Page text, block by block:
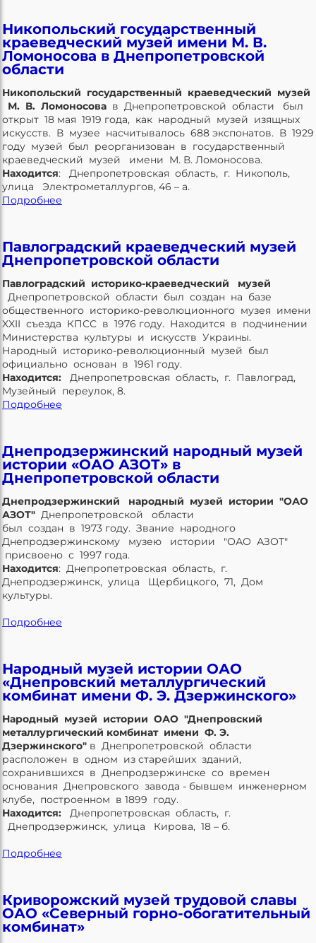
Никопольский государственный
краеведческий музей имени М. В.
Ломоносова в Днепропетровской
области
Никопольский государственный краеведческий музей
М. В. Ломоносова в Днепропетровской области был
открыт 18 мая 1919 года, как народный музей изящных
искусств. В музее насчитывалось 688 экспонатов. В 1929
году музей был реорганизован в государственный
краеведческий музей имени М. В. Ломоносова.
Находится: Днепропетровская область, г. Никополь,
улица Электрометаллургов, 46 – а.
Подробнее
Павлоградский краеведческий музей
Днепропетровской области
Павлоградский историко-краеведческий музей
Днепропетровской области был создан на базе
общественного историко-революционного музея имени
XXII съезда КПСС в 1976 году. Находится в подчинении
Министерства культуры и искусств Украины.
Народный историко-революционный музей был
официально основан в 1961 году.
Находится: Днепропетровская область, г. Павлоград,
Музейный переулок, 8.
Подробнее
Днепродзержинский народный музей
истории «ОАО АЗОТ» в
Днепропетровской области
Днепродзержинский народный музей истории "ОАО
АЗОТ" Днепропетровской области
был создан в 1973 году. Звание народного
Днепродзержинскому музею истории "ОАО АЗОТ"
присвоено с 1997 года.
Находится: Днепропетровская область, г.
Днепродзержинск, улица Щербицкого, 71, Дом
культуры.
Подробнее
Народный музей истории ОАО
«Днепровский металлургический
комбинат имени Ф. Э. Дзержинского»
Народный музей истории ОАО "Днепровский
металлургический комбинат имени Ф. Э.
Дзержинского" в Днепропетровской области
расположен в одном из старейших зданий,
сохранившихся в Днепродзержинске со времен
основания Днепровского завода - бывшем инженерном
клубе, построенном в 1899 году.
Находится: Днепропетровская область, г.
Днепродзержинск, улица Кирова, 18 – б.
Подробнее
Криворожский музей трудовой славы
ОАО «Северный горно-обогатительный
комбинат»